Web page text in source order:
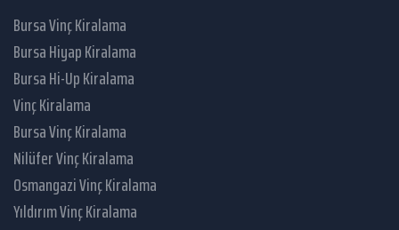
Bursa Vinç Kiralama
Bursa Hiyap Kiralama
Bursa Hi-Up Kiralama
Vinç Kiralama
Bursa Vinç Kiralama
Nilüfer Vinç Kiralama
Osmangazi Vinç Kiralama
Yıldırım Vinç Kiralama